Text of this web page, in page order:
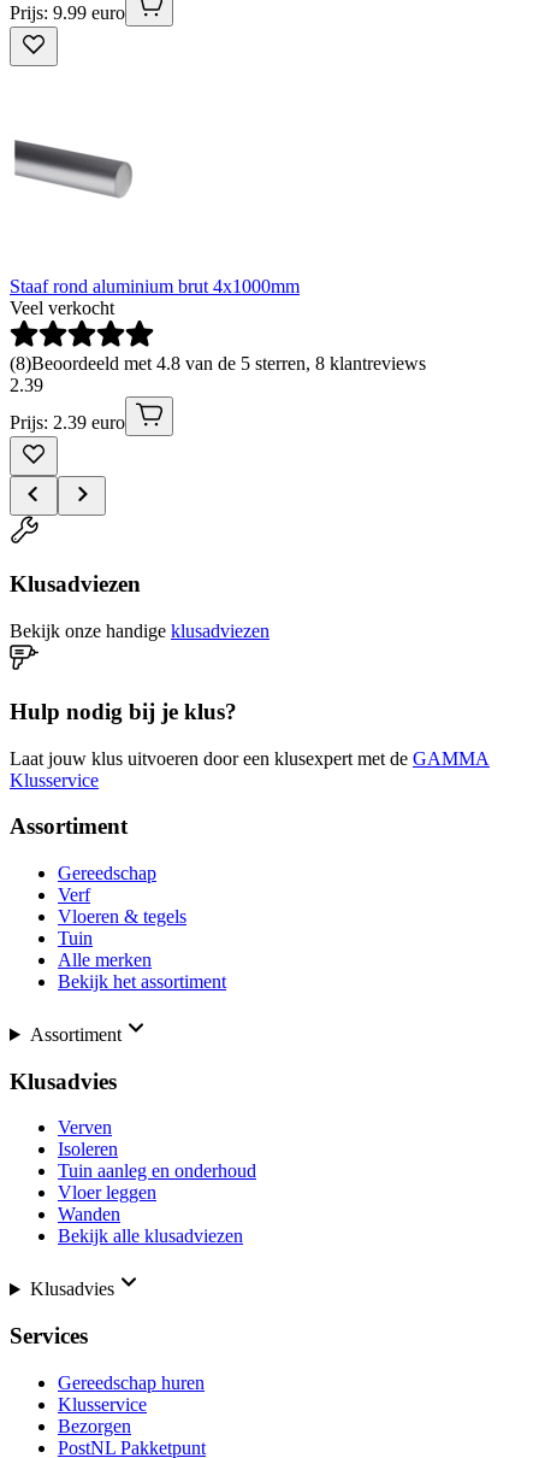
Prijs: 9.99 euro
Staaf rond aluminium brut 4x1000mm
Veel verkocht
(8)Beoordeeld met 4.8 van de 5 sterren, 8 klantreviews
2.39
Prijs: 2.39 euro
Klusadviezen
Bekijk onze handige klusadviezen
Hulp nodig bij je klus?
Laat jouw klus uitvoeren door een klusexpert met de GAMMA
Klusservice
Assortiment
Gereedschap
Verf
Vloeren & tegels
Tuin
Alle merken
Bekijk het assortiment
Assortiment
Klusadvies
Verven
Isoleren
Tuin aanleg en onderhoud
Vloer leggen
Wanden
Bekijk alle klusadviezen
Klusadvies
Services
Gereedschap huren
Klusservice
Bezorgen
PostNL Pakketpunt